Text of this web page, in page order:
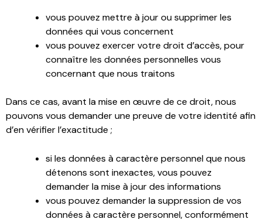
vous pouvez mettre à jour ou supprimer les
données qui vous concernent
vous pouvez exercer votre droit d’accès, pour
connaître les données personnelles vous
concernant que nous traitons
Dans ce cas, avant la mise en œuvre de ce droit, nous
pouvons vous demander une preuve de votre identité afin
d’en vérifier l’exactitude ;
si les données à caractère personnel que nous
détenons sont inexactes, vous pouvez
demander la mise à jour des informations
vous pouvez demander la suppression de vos
données à caractère personnel, conformément